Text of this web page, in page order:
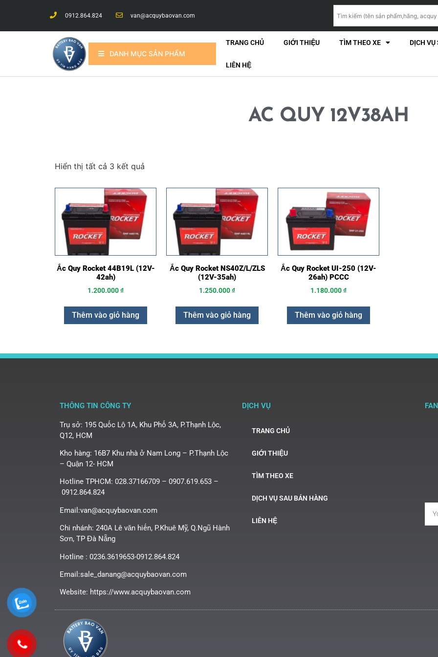
0912.864.824 van@acquybaovan.com
DANH MỤC SẢN PHẨM
TRANG CHỦ GIỚI THIỆU TÌM THEO XE DỊCH VỤ
LIÊN HỆ
AC QUY 12V38AH
Hiển thị tất cả 3 kết quả
Ắc Quy Rocket 44B19L (12V-
42ah)
1.200.000₫
Thêm vào giỏ hàng
Ắc Quy Rocket NS40Z/L/ZLS
(12V-35ah)
1.250.000₫
Thêm vào giỏ hàng
Ắc Quy Rocket UI-250 (12V-
26ah) PCCC
1.180.000₫
Thêm vào giỏ hàng
THÔNG TIN CÔNG TY
Trụ sở: 195 Quốc Lộ 1A, Khu Phố 3A, P.Thạnh Lộc,
Q12, HCM
Kho hàng: 16B7 Khu nhà ở Nam Long – P.Thạnh Lộc
– Quận 12- HCM
Hotline TPHCM: 028.37166709 – 0907.619.653 –
0912.864.824
Email:van@acquybaovan.com
Chi nhánh: 240A Lê văn hiến, P.Khuê Mỹ, Q.Ngũ Hành
Sơn, TP Đà Nẵng
Hotline : 0236.3619653-0912.864.824
Email:sale_danang@acquybaovan.com
Website: https://www.acquybaovan.com
DỊCH VỤ
TRANG CHỦ
GIỚI THIỆU
TÌM THEO XE
DỊCH VỤ SAU BÁN HÀNG
LIÊN HỆ